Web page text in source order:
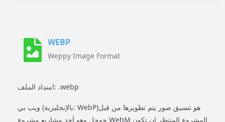
WEBP
Weppy Image Format
امتداد الملف: .webp
ويب بي (بالإنجليزية: WebP)‏ هو تنسيق صور يتم تطويرها من قبل
جوجل وهو أحد مشاريع مشروع WebM المشروع المنتظر ان تكون